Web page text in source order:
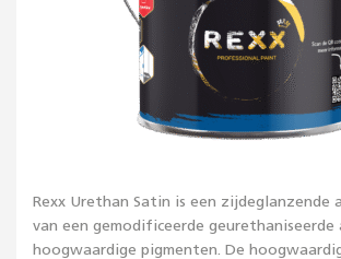
Rexx Urethan Satin is een zijdeglanzende
van een gemodificeerde geurethaniseerde
hoogwaardige pigmenten. De